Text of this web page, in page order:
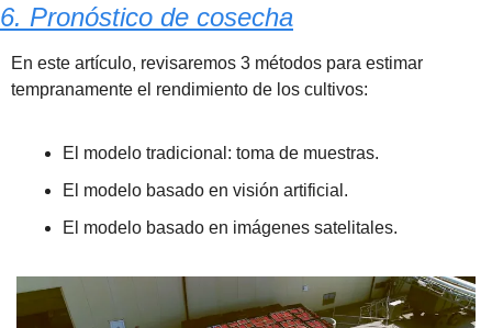
6. Pronóstico de cosecha
En este artículo, revisaremos 3 métodos para estimar
tempranamente el rendimiento de los cultivos:
El modelo tradicional: toma de muestras.
El modelo basado en visión artificial.
El modelo basado en imágenes satelitales.